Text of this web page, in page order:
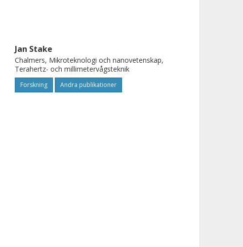
Jan Stake
Chalmers, Mikroteknologi och nanovetenskap,
Terahertz- och millimetervågsteknik
Forskning Andra publikationer